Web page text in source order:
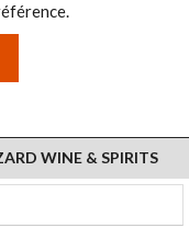
WINE & SPIRITS